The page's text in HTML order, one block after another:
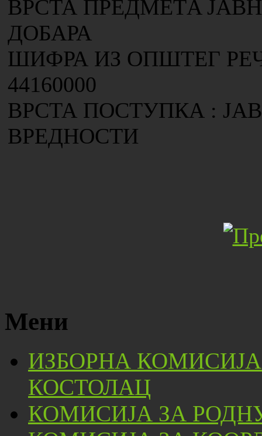
ВРСТА ПРЕДМЕТA
ДОБАРА
ШИФРА ИЗ ОПШТЕГ
44160000
ВРСТА ПОСТУПКА :
ВРЕДНОСТИ
Мени
ИЗБОРНА
КОСТОЛАЦ
КОМИСИЈА ЗА